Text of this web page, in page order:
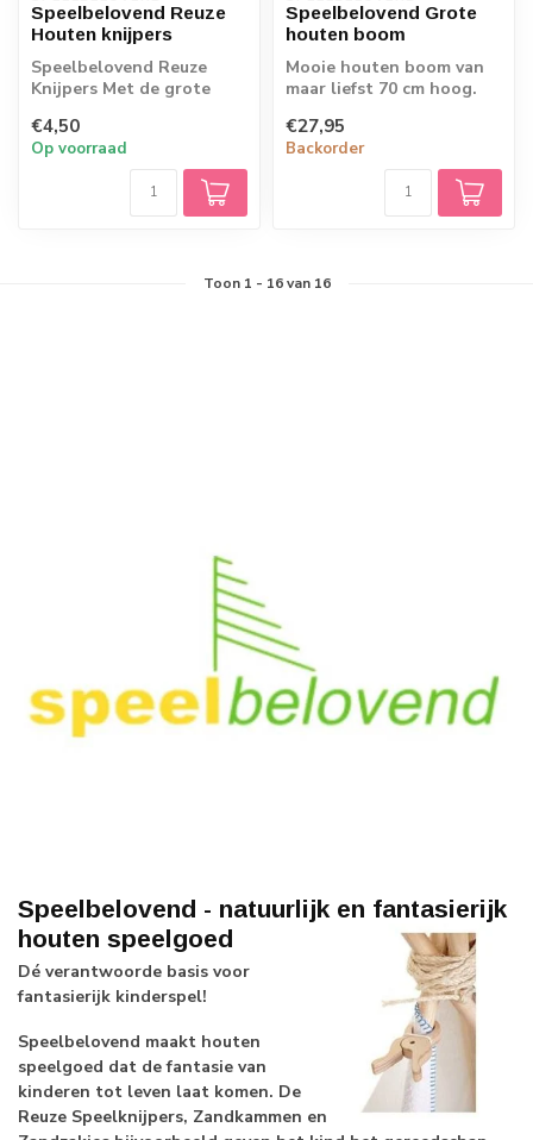
Speelbelovend Reuze
Houten knijpers
Speelbelovend Reuze
Knijpers Met de grote
Speelbelovend, kan...
€4,50
Op voorraad
Speelbelovend Grote
houten boom
Mooie houten boom van
maar liefst 70 cm hoog.
kinderen te v...
€27,95
Backorder
Toon 1 - 16van 16
Speelbelovend - natuurlijk en fantasierijk
houten speelgoed
Dé verantwoorde basis voor
fantasierijk kinderspel!
Speelbelovend maakt houten
speelgoed dat de fantasie van
kinderen tot leven laat komen. De
Reuze Speelknijpers, Zandkammen en